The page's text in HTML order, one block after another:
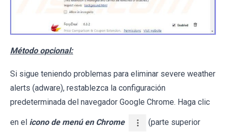
Método opcional:
Si sigue teniendo problemas para eliminar severe weather
alerts (adware), restablezca la configuración
predeterminada del navegador Google Chrome. Haga clic
en el icono de menú en Chrome (parte superior